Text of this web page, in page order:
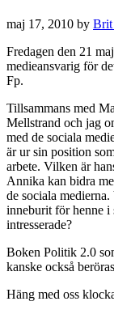
maj 17, 2010 by Brit
Fredagen den 21
medieansvarig för
Fp.
Tillsammans med
Mellstrand och jag
med de sociala
är ur sin position
arbete. Vilken är
Annika kan bidra
de sociala
inneburit för henne i
intresserade?
Boken Politik 2.0
kanske också
Häng med oss